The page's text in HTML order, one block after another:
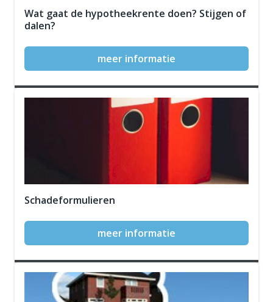
Wat gaat de hypotheekrente doen? Stijgen of
dalen?
meer informatie
Schadeformulieren
meer informatie